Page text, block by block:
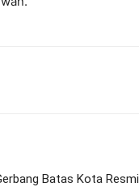
Batas Kota Resmi